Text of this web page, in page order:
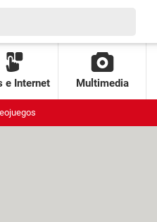
e Internet Multimedia